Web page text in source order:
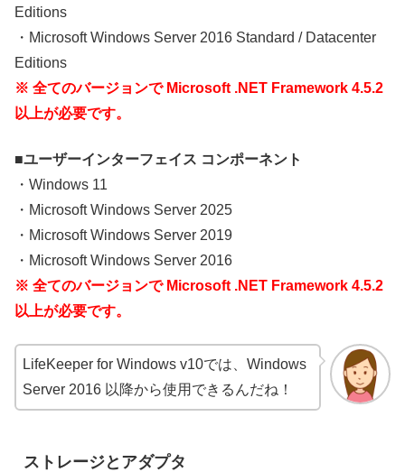
Editions
・Microsoft Windows Server 2016 Standard / Datacenter
Editions
※ 全てのバージョンで Microsoft .NET Framework 4.5.2
以上が必要です。
■ユーザーインターフェイス コンポーネント
・Windows 11
・Microsoft Windows Server 2025
・Microsoft Windows Server 2019
・Microsoft Windows Server 2016
※ 全てのバージョンで Microsoft .NET Framework 4.5.2
以上が必要です。
LifeKeeper for Windows v10では、Windows
Server 2016 以降から使用できるんだね！
ストレージとアダプタ